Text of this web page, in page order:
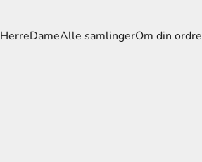
HerreDameAlle samlingerOm din ordre